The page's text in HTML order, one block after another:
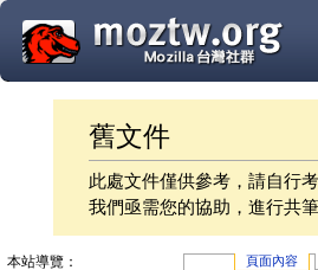
舊文件
此處文件僅供參考，請自行
我們亟需您的協助，進行共
頁面內容
本站導覽：